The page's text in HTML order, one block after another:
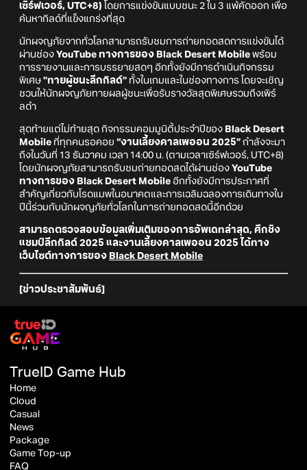
เซิร์ฟเวอร์, UTC+8) โดยการแข่งขันแบบชนะ 2 ใน 3 แพ้คัดออก เพื่อ
ค้นหากิลด์ที่แข็งแกร่งที่สุด
นักผจญภัยจากทั่วโลกสามารถรับชมการถ่ายทอดสดการแข่งขันได้
ผ่านช่อง YouTube ทางการของ Black Desert Mobile พร้อม
การรายงานและการบรรยายสดๆ อีกทั้งยังมีการดำเนินกิจกรรม
พิเศษ "ทายผู้ชนะลีกกิลด์" ทั้งในเกมและในช่องทางการ โดยจะเชิญ
ชวนให้นักผจญภัยทายผลผู้ชนะเพื่อรับรางวัลสุดพิเศษรวมถึงเพิร์
ลดำ
สุดท้ายแต่ไม่ท้ายสุด กิจกรรมคอมมูนิตี้ประจำปีของ Black Desert
Mobile ที่ทุกคนรอคอย “งานเลี้ยงคาลเพออน 2025” กำลังจะมา
ถึงในวันที่ 13 ธันวาคม เวลา 14:00 น. (ตามเวลาเซิร์ฟเวอร์, UTC+8)
โดยนักผจญภัยสามารถรับชมถ่ายทอดสดได้ผ่านช่อง YouTube
ทางการของ Black Desert Mobile อีกทั้งยังมีการประกาศที่
สำคัญเกี่ยวกับโรดแมพในอนาคตและการเฉลิมฉลองการเดินทางใน
ปีนี้ร่วมกับนักผจญภัยทั่วโลกในการถ่ายทอดสดนี้อีกด้วย
สามารถตรวจสอบข้อมูลเพิ่มเติมของการอัพเดทล่าสุด, ศึกชิง
แชมป์ลีกกิลด์ 2025 และงานเลี้ยงคาลเพออน 2025 ได้ทาง
เว็บไซต์ทางการของ Black Desert Mobile
[ข่าวประชาสัมพันธ์]
TrueID Game Hub
Home
Cloud
Casual
News
Package
Game Top-up
FAQ